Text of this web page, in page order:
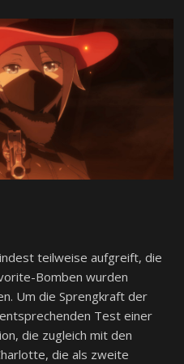
teilweise aufgreift, die
Bomben wurden
Um die Sprengkraft der
Test einer
die zugleich mit den
die als zweite